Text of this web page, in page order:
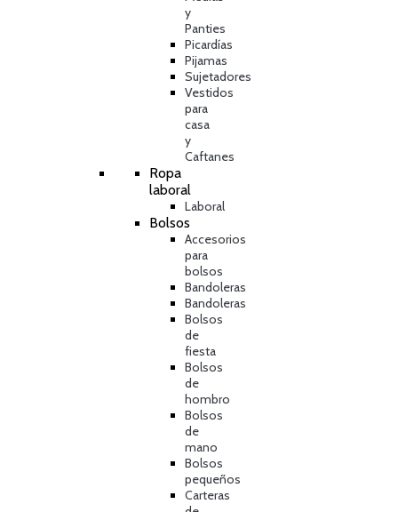
y
Panties
Picardías
Pijamas
Sujetadores
Vestidos
para
casa
y
Caftanes
Ropa
laboral
Laboral
Bolsos
Accesorios
para
bolsos
Bandoleras
Bandoleras
Bolsos
de
fiesta
Bolsos
de
hombro
Bolsos
de
mano
Bolsos
pequeños
Carteras